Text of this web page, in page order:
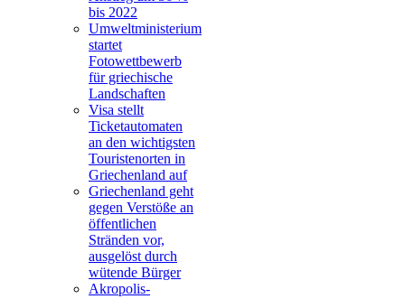
bis 2022
Umweltministerium
startet
Fotowettbewerb
für griechische
Landschaften
Visa stellt
Ticketautomaten
an den wichtigsten
Touristenorten in
Griechenland auf
Griechenland geht
gegen Verstöße an
öffentlichen
Stränden vor,
ausgelöst durch
wütende Bürger
Akropolis-